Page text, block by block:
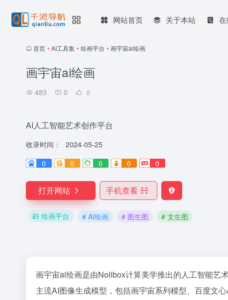
网站首页 关于本站
首页 • AI工具集 • 绘画平台 • 画宇宙ai绘画
画宇宙ai绘画
483 0 0
AI人工智能艺术创作平台
收录时间：
2024-05-25
0
0 0 0 0
打开网站 手机查看
绘画平台 # AI绘画 # 图生图 # 文生图
画宇宙ai绘画是由Nolibox计算美学推出的人工智能艺
主流AI图像生成模型，包括画宇宙系列模型、百度文心